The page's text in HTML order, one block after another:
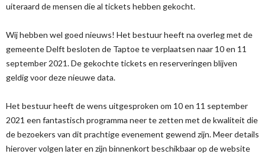
uiteraard de mensen die al tickets hebben gekocht.
Wij hebben wel goed nieuws! Het bestuur heeft na overleg met de
gemeente Delft besloten de Taptoe te verplaatsen naar 10 en 11
september 2021.De gekochte tickets en reserveringen blijven
geldig voor deze nieuwe data.
Het bestuur heeft de wens uitgesproken om 10 en 11 september
2021 een fantastisch programma neer te zetten met de kwaliteit die
de bezoekers van dit prachtige evenement gewend zijn. Meer details
hierover volgen later en zijn binnenkort beschikbaar op de website